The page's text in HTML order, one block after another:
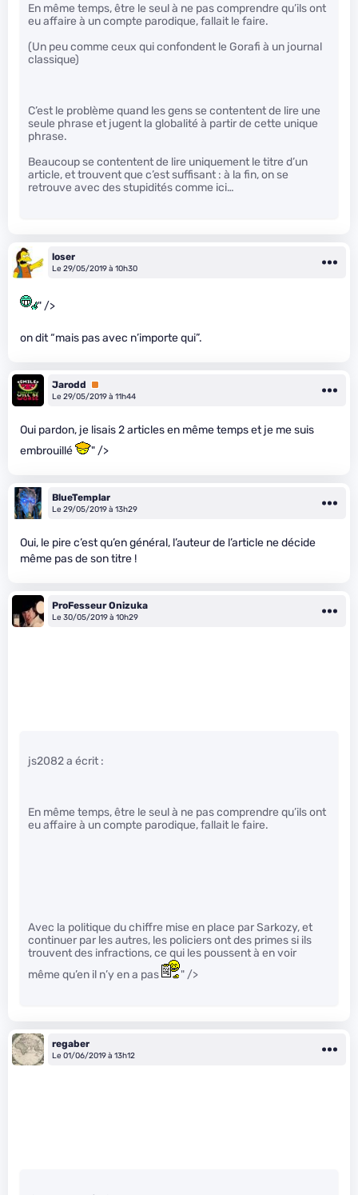
En même temps, être le seul à ne pas comprendre qu’ils ont
eu affaire à un compte parodique, fallait le faire.
(Un peu comme ceux qui confondent le Gorafi à un journal
classique)
C’est le problème quand les gens se contentent de lire une
seule phrase et jugent la globalité à partir de cette unique
phrase.
Beaucoup se contentent de lire uniquement le titre d’un
article, et trouvent que c’est suffisant : à la fin, on se
retrouve avec des stupidités comme ici…
loser
Le 29/05/2019 à 10h30
" />
on dit “mais pas avec n’importe qui”.
Jarodd
Premium
Le 29/05/2019 à 11h44
Oui pardon, je lisais 2 articles en même temps et je me suis
embrouillé
" />
BlueTemplar
Le 29/05/2019 à 13h29
Oui, le pire c’est qu’en général, l’auteur de l’article ne décide
même pas de son titre !
ProFesseur Onizuka
Le 30/05/2019 à 10h29
js2082 a écrit :
En même temps, être le seul à ne pas comprendre qu’ils ont
eu affaire à un compte parodique, fallait le faire.
Avec la politique du chiffre mise en place par Sarkozy, et
continuer par les autres, les policiers ont des primes si ils
trouvent des infractions, ce qui les poussent à en voir
même qu’en il n’y en a pas
" />
regaber
Le 01/06/2019 à 13h12